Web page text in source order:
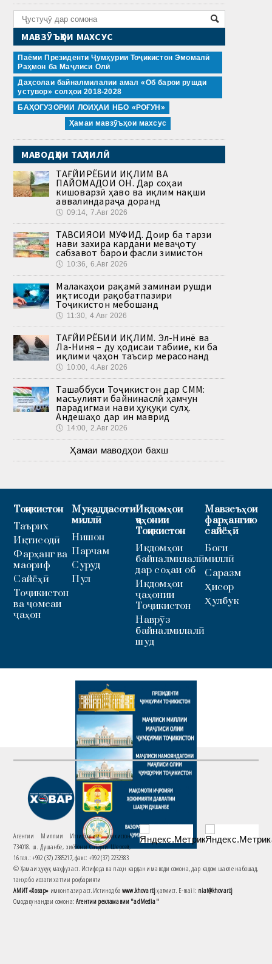
МАВЗӮЪҲОИ МАХСУС
Паёми Президенти Ҷумҳурии Тоҷикистон Эмомалӣ
Раҳмон ба Маҷлиси Олӣ
Даҳсолаи байналмилалии амал «Об барои рушди
устувор» солҳои 2018-2028
БАҲОГУЗОРИИ ЛОИҲАИ НБО «РОҒУН»
Ҳамаи мавзӯъҳои махсус
МАВОДҲОИ ТАҲЛИЛӢ
ТАҒЙИРЁБИИ ИҚЛИМ ВА
ПАЙОМАДҲОИ ОН. Дар соҳаи
кишоварзӣ ҳаво ва иқлим нақши
аввалиндараҷа доранд
🕔 09:14, 7.Авг 2026
ТАВСИЯҲОИ МУФИД. Доир ба тарзи
нави захира кардани меваҷоту
сабзавот барои фасли зимистон
🕔 10:36, 6.Авг 2026
Малакаҳои рақамӣ заминаи рушди
иқтисоди рақобатпазири
Тоҷикистон мебошанд
🕔 11:30, 4.Авг 2026
ТАҒЙИРЁБИИ ИҚЛИМ. Эл-Нинё ва
Ла-Ниня – ду ҳодисаи табиие, ки ба
иқлими ҷаҳон таъсир мерасонанд
🕔 10:00, 4.Авг 2026
Ташаббуси Тоҷикистон дар СММ:
масъулияти байнинаслӣ ҳамчун
парадигмаи нави ҳуқуқи сулҳ.
Андешаҳо дар ин маврид
🕔 14:00, 2.Авг 2026
Ҳамаи маводҳои бахш
Тоҷикистон
Таърих
Иқтисодӣ
Фарҳанг ва
маориф
Сайёҳӣ
Тоҷикистон
ва ҷомеаи
ҷаҳон
Муқаддасоти
миллӣ
Нишон
Парчам
Суруд
Пул
Иқдомҳои
ҷаҳонии
Тоҷикистон
Иқдомҳои
байналмилалӣ
дар соҳаи об
Иқдомҳои
ҷаҳонии
Тоҷикистон
Наврӯз
байналмилалӣ
шуд
Мавзеъҳои
фарҳангию
сайёҳӣ
Боғи
миллӣ
Саразм
Ҳисор
Ҳулбук
Агентии Миллии Иттилоотии Тоҷикистон
734018. ш. Душанбе, хиёбони Саъдии Шерозӣ,
16 тел.: +992 (37) 2385217, факс: +992 (37) 2232383
© Ҳамаи ҳуқуқ маҳфуз аст. Истифода ва паҳн кардани маводи сомона, дар кадом шакле набошад,
танҳо бо иҷозати хаттии роҳбарияти
АМИТ «Ховар» имконпазир аст. Истинод баwww.khovar.tjҳатмист. E-mail: niat@khovar.tj
Омодакунандаи сомона:Агентии рекламавии "adMedia"